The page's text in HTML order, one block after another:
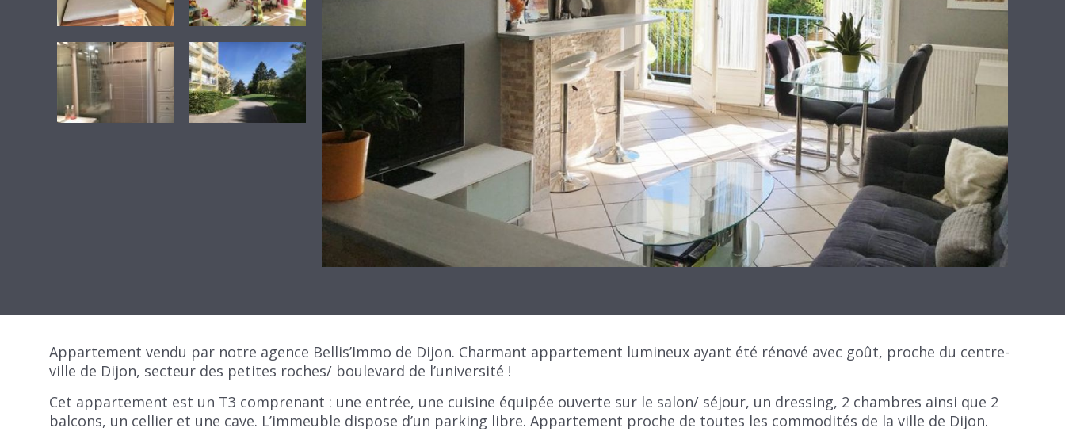
Appartement vendu par notre agence Bellis’Immo de Dijon. Charmant appartement lumineux ayant été rénové avec goût, proche du centre-
ville de Dijon, secteur des petites roches/ boulevard de l’université !
Cet appartement est un T3 comprenant : une entrée, une cuisine équipée ouverte sur le salon/ séjour, un dressing, 2 chambres ainsi que 2
balcons, un cellier et une cave. L’immeuble dispose d’un parking libre. Appartement proche de toutes les commodités de la ville de Dijon.